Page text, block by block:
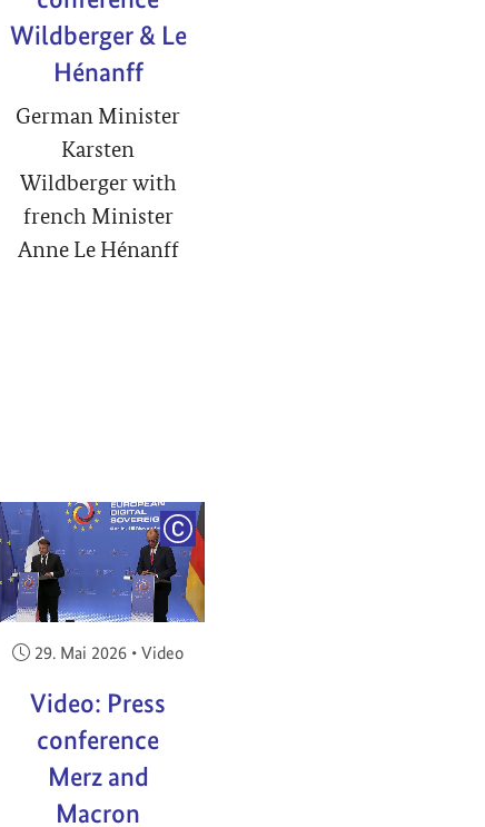
Wildberger & Le
Hénanff
German Minister
Karsten
Wildberger with
french Minister
Anne Le Hénanff
COPYRIGHT
Veröffentlicht am:
29. Mai 2026 • Video
Video: Press
conference
Merz and
Macron